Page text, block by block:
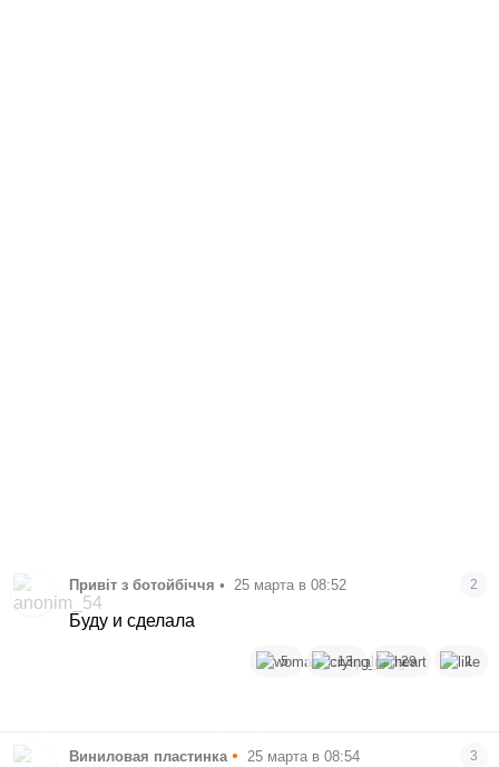
Привіт з ботойбіччя • 25 марта в 08:52 2
Буду и сделала
5 13 29 1
Виниловая пластинка • 25 марта в 08:54 3